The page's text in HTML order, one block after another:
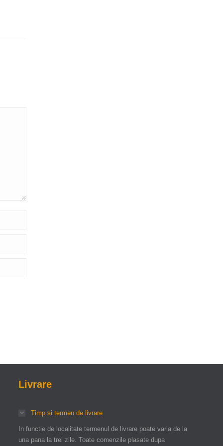
Livrare
Timp si termen de livrare
In functie de localitate termenul de livrare poate varia de la
una pana la trei zile. Toate comenzile plasate dupa